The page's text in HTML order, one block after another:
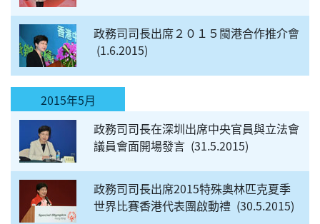
政務司司長出席２０１５閩港合作推介會
1.6.2015
2015年5月
政務司司長在深圳出席中央官員與立法會
議員會面開場發言 31.5.2015
政務司司長出席2015特殊奧林匹克夏季
世界比賽香港代表團啟動禮 30.5.2015